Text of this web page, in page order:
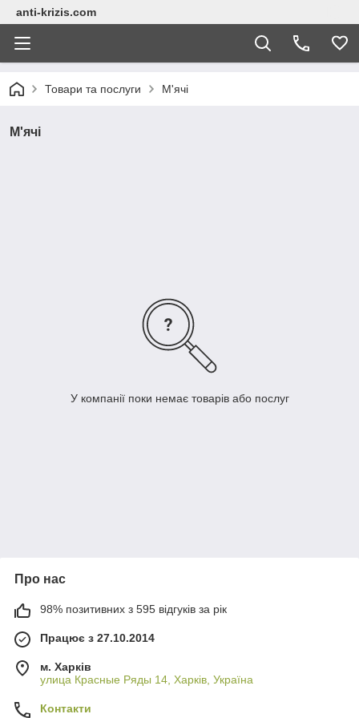
anti-krizis.com
Товари та послуги М'ячі
М'ячі
У компанії поки немає товарів або послуг
Про нас
98% позитивних з 595 відгуків за рік
Працює з 27.10.2014
м. Харків
улица Красные Ряды 14, Харків, Україна
Контакти